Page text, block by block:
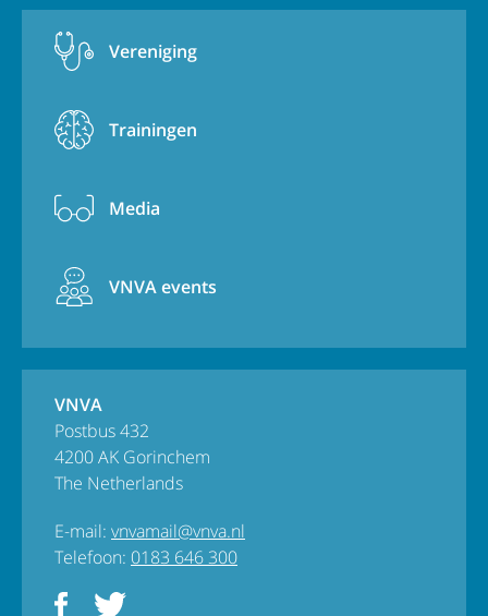
Vereniging
Trainingen
Media
VNVA events
VNVA
Postbus 432
4200 AK Gorinchem
The Netherlands
E-mail: vnvamail@vnva.nl
Telefoon: 0183 646 300